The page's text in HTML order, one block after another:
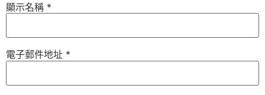
顯示名稱 *
電子郵件地址 *